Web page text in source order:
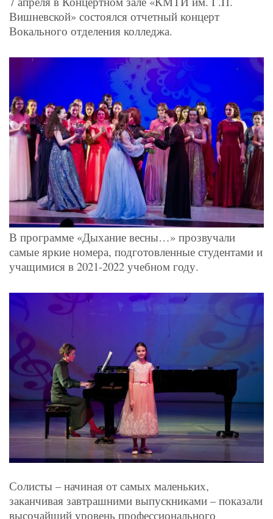
Вишневской» состоялся отчетный концерт
Вокального отделения колледжа.
В программе «Дыхание весны…» прозвучали
самые яркие номера, подготовленные студентами и
учащимися в 2021-2022 учебном году.
Солисты – начиная от самых маленьких,
заканчивая завтрашними выпускниками – показали
высочайший уровень профессионального